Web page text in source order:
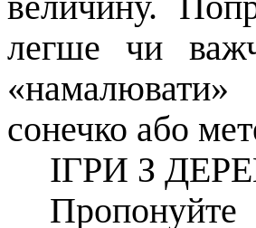
легше чи
сонечко або
ІГРИ З